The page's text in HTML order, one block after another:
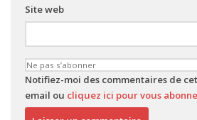
Site web
Notifiez-moi des commentaires de
email ou cliquez ici pour vous